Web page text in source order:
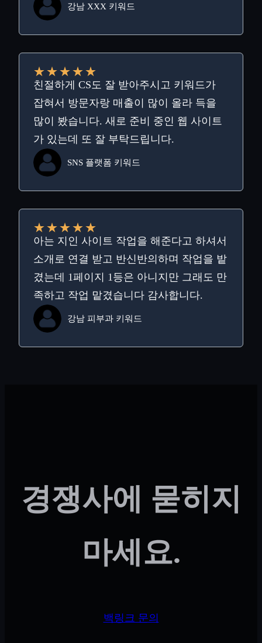
강남 XXX 키워드
★★★★★
친절하게 CS도 잘 받아주시고 키워드가
잡혀서 방문자랑 매출이 많이 올라 득을
많이 봤습니다. 새로 준비 중인 웹 사이트
가 있는데 또 잘 부탁드립니다.
SNS 플랫폼 키워드
★★★★★
아는 지인 사이트 작업을 해준다고 하셔서
소개로 연결 받고 반신반의하며 작업을 밭
겼는데 1페이지 1등은 아니지만 그래도 만
족하고 작업 맡겼습니다 감사합니다.
강남 피부과 키워드
경쟁사에 묻히지
마세요.
백링크 문의